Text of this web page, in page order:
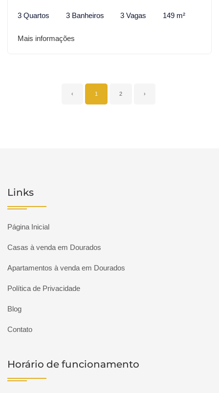
3 Quartos 3 Banheiros 3 Vagas 149 m²
Mais informações
‹ 1 2 ›
Links
Página Inicial
Casas à venda em Dourados
Apartamentos à venda em Dourados
Política de Privacidade
Blog
Contato
Horário de funcionamento